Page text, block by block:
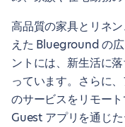
高品質の家具とリネ
えた Blueground の
ントには、新生活に
っています。さらに
のサービスをリモー
Guest アプリを通じ